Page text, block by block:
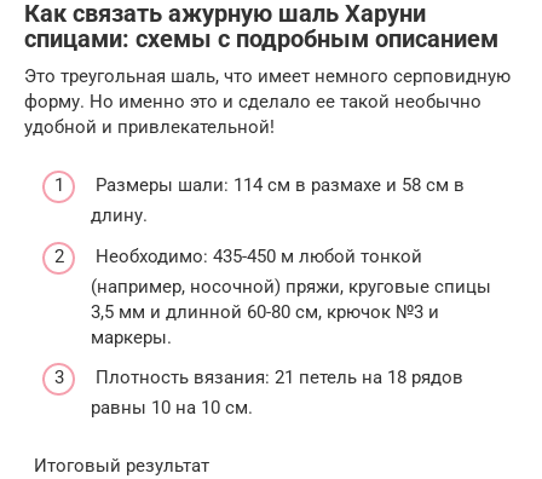
Как связать ажурную шаль Харуни
спицами: схемы с подробным описанием
Это треугольная шаль, что имеет немного серповидную
форму. Но именно это и сделало ее такой необычно
удобной и привлекательной!
Размеры шали: 114 см в размахе и 58 см в
длину.
Необходимо: 435-450 м любой тонкой
(например, носочной) пряжи, круговые спицы
3,5 мм и длинной 60-80 см, крючок №3 и
маркеры.
Плотность вязания: 21 петель на 18 рядов
равны 10 на 10 см.
Итоговый результат